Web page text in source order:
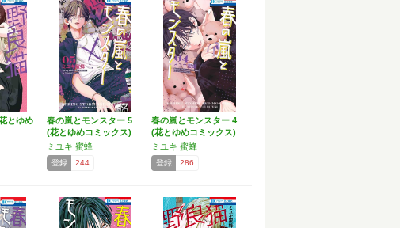
とゆめ
春の嵐とモンスター 5
(花とゆめコミックス)
ミユキ 蜜蜂
登録 244
春の嵐とモンスター 4
(花とゆめコミックス)
ミユキ 蜜蜂
登録 286